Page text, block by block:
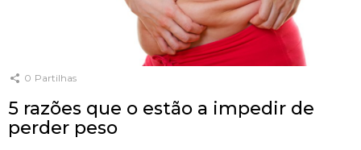
0 Partilhas
5 razões que o estão a impedir de
perder peso